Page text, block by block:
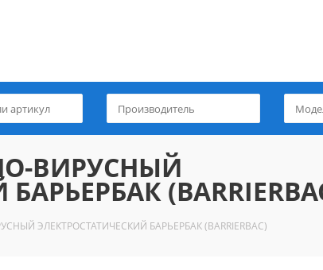
ВИРУСНЫЙ
ЭЛЕКТРОСТАТИЧЕСКИЙ БАРЬЕРБАК (BARRIERBAC)